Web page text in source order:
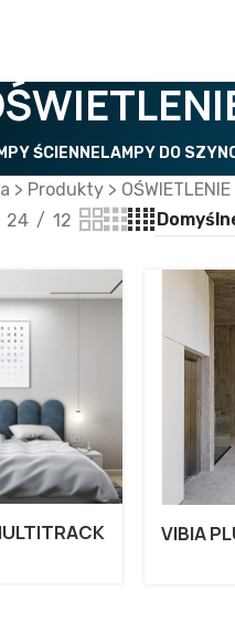
ŚCIENNE LAMPY DO
> Produkty>
24 12
VIBIA